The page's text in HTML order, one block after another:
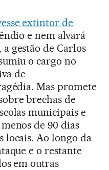
extintor de
e nem alvará
gestão de Carlos
o cargo no
de
Mas promete
brechas de
municipais e
de 90 dias
locais. Ao longo da
e o restante
em outras